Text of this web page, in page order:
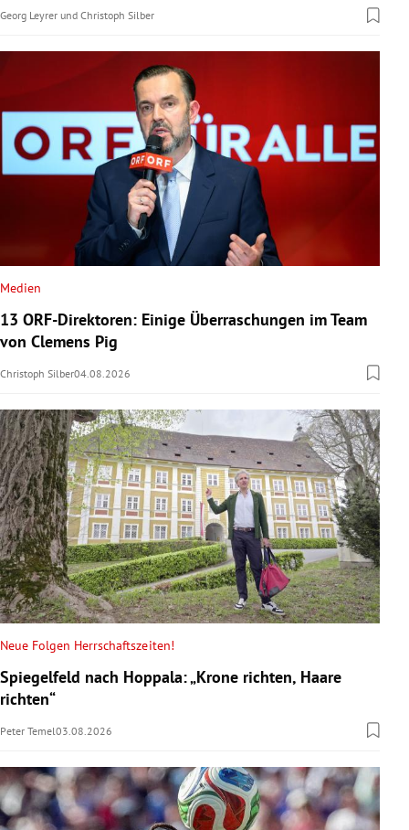
Georg Leyrer und Christoph Silber
Medien
13 ORF-Direktoren: Einige Überraschungen im Team
von Clemens Pig
Christoph Silber04.08.2026
Neue Folgen Herrschaftszeiten!
Spiegelfeld nach Hoppala: „Krone richten, Haare
richten“
Peter Temel03.08.2026